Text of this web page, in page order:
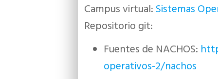
Campus virtual: Sistemas
Repositorio git:
Fuentes de NACHOS:
operativos-2/nachos